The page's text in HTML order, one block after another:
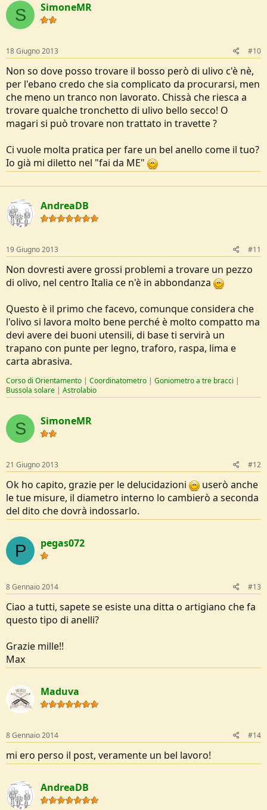
S SimoneMR
18 Giugno 2013 #10
Non so dove posso trovare il bosso però di ulivo c'è nè,
per l'ebano credo che sia complicato da procurarsi, men
che meno un tranco non lavorato. Chissà che riesca a
trovare qualche tronchetto di ulivo bello secco! O
magari si può trovare non trattato in travette ?
Ci vuole molta pratica per fare un bel anello come il tuo?
Io già mi diletto nel "fai da ME"
AndreaDB
19 Giugno 2013 #11
Non dovresti avere grossi problemi a trovare un pezzo
di olivo, nel centro Italia ce n'è in abbondanza
Questo è il primo che facevo, comunque considera che
l'olivo si lavora molto bene perché è molto compatto ma
devi avere dei buoni utensili, di base ti servirà un
trapano con punte per legno, traforo, raspa, lima e
carta abrasiva.
Corso di Orientamento | Coordinatometro | Goniometro a tre bracci |
Bussola solare | Astrolabio
S SimoneMR
21 Giugno 2013 #12
Ok ho capito, grazie per le delucidazioni
userò anche
le tue misure, il diametro interno lo cambierò a seconda
del dito che dovrà indossarlo.
P pegas072
8 Gennaio 2014 #13
Ciao a tutti, sapete se esiste una ditta o artigiano che fa
questo tipo di anelli?
Grazie mille!!
Max
Maduva
8 Gennaio 2014 #14
mi ero perso il post, veramente un bel lavoro!
AndreaDB